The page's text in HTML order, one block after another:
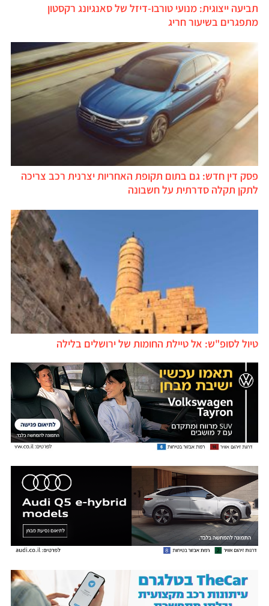
תביעה ייצוגית: מנועי טורבו-דיזל של סאנגיונג רקסטון
מתפגרים בשיעור חריג
פסק דין חדש: גם בתום תקופת האחריות יצרנית רכב צריכה
לתקן תקלה סדרתית על חשבונה
טיול לסופ"ש: אל טיילת החומות של ירושלים בלילה